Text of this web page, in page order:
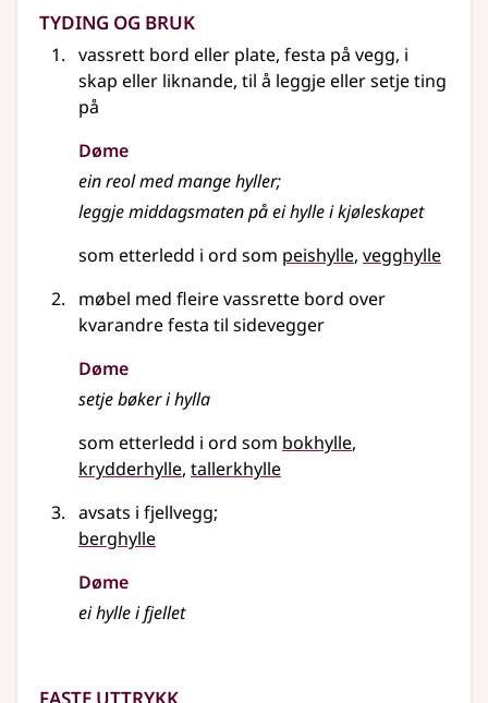
Tyding og bruk
vassrett bord eller plate, festa på vegg, i
skap eller liknande, til å leggje eller setje ting
på
Døme
ein reol med mange hyller;
leggje middagsmaten på ei hylle i kjøleskapet
som etterledd i ord som peishylle vegghylle
møbel med fleire vassrette bord over
kvarandre festa til sidevegger
Døme
setje bøker i hylla
som etterledd i ord som bokhylle
krydderhylle tallerkhylle
avsats i fjellvegg;
berghylle
Døme
ei hylle i fjellet
Faste uttrykk